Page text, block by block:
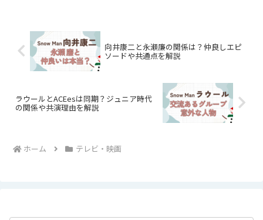
向井康二と永瀬廉の関係は？仲良しエピ
ソードや共通点を解説
ラウールとACEesは同期？ジュニア時代
の関係や共演理由を解説
ホーム テレビ・映画